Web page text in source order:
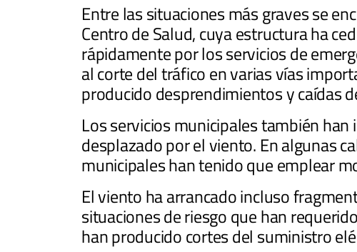
Entre las situaciones más graves se
Centro de Salud, cuya estructura ha
rápidamente por los servicios de
al corte del tráfico en varias vías
producido desprendimientos y caídas
Los servicios municipales también
desplazado por el viento. En algunas
municipales han tenido que emplear
El viento ha arrancado incluso
situaciones de riesgo que han
han producido cortes del suministro